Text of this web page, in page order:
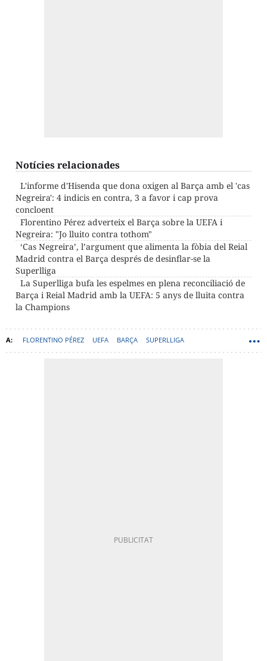
Notícies relacionades
L'informe d'Hisenda que dona oxigen al Barça amb el 'cas
Negreira': 4 indicis en contra, 3 a favor i cap prova
concloent
Florentino Pérez adverteix el Barça sobre la UEFA i
Negreira: "Jo lluito contra tothom"
‘Cas Negreira’, l’argument que alimenta la fòbia del Reial
Madrid contra el Barça després de desinflar-se la
Superlliga
La Superlliga bufa les espelmes en plena reconciliació de
Barça i Reial Madrid amb la UEFA: 5 anys de lluita contra
la Champions
FLORENTINO PÉREZ UEFA BARÇA SUPERLLIGA